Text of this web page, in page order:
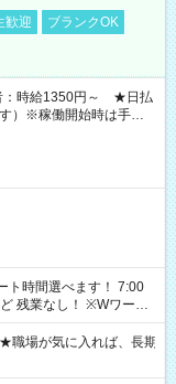
歓迎
ブランクOK
：時給1350円～ ★日払
）※稼働開始時は手続き
し！ ※Wワーク
の就業はご案内できま
は社会保険への加入対
遣の原則禁止）によ
しい場合があります
場が気に入れば、長期